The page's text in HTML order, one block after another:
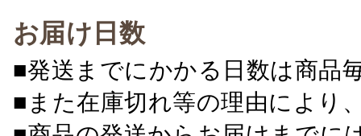
お届け日数
■発送までにかかる日数は商品
■また在庫切れ等の理由により